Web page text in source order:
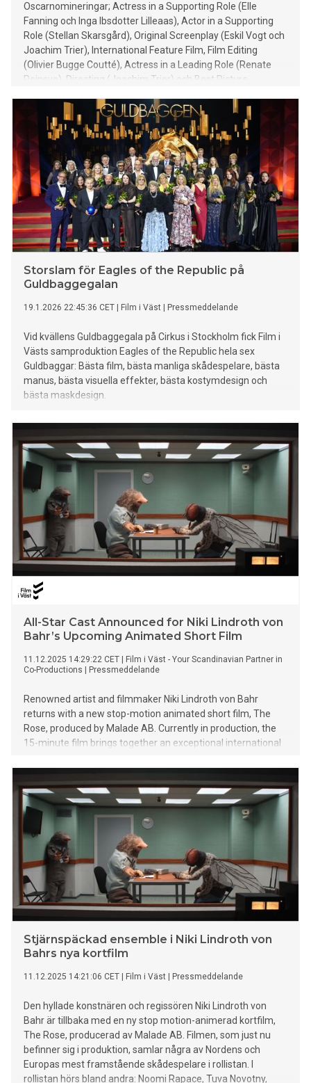
Oscarnomineringar; Actress in a Supporting Role (Elle
Fanning och Inga Ibsdotter Lilleaas), Actor in a Supporting
Role (Stellan Skarsgård), Original Screenplay (Eskil Vogt och
Joachim Trier), International Feature Film, Film Editing
(Olivier Bugge Coutté), Actress in a Leading Role (Renate
Reinsve), Directing (Joachim Trier) och Best Picture
Ottmar). Dessutom fick The Ugly Stepsister en
Oscarnominering i kategorin Makeup and Hairstyling
(Thomas Foldberg and Anne Cathrine Sauerberg).
Storslam för Eagles of the Republic på
Guldbaggegalan
19.1.2026 22:45:36 CET Film i Väst Pressmeddelande
Vid kvällens Guldbaggegala på Cirkus i Stockholm fick Film i
Västs samproduktion Eagles of the Republic hela sex
Guldbaggar: Bästa film, bästa manliga skådespelare, bästa
manus, bästa visuella effekter, bästa kostymdesign och
bästa maskdesign.
All-Star Cast Announced for Niki Lindroth von
Bahr’s Upcoming Animated Short Film
11.12.2025 14:29:22 CET
Film i Väst - Your Scandinavian Partner in
Co-Productions
Pressmeddelande
Renowned artist and filmmaker Niki Lindroth von Bahr
returns with a new stop-motion animated short film, The
Rose, produced by Malade AB. Currently in production, the
15-minute film brings together an exceptional international
Rapace, Tuva Novotny, Alexander Skarsgård, Arja
Saijonmaa, Denis Lavant, Kevin Rowland, Carl Johan De
Geer, Marianne Lindberg De Geer, Johannes Kuhnke, and
Anna Mouglalis, among others.
Stjärnspäckad ensemble i Niki Lindroth von
Bahrs nya kortfilm
11.12.2025 14:21:06 CET Film i Väst Pressmeddelande
Den hyllade konstnären och regissören Niki Lindroth von
Bahr är tillbaka med en ny stop motion-animerad kortfilm,
The Rose, producerad av Malade AB. Filmen, som just nu
befinner sig i produktion, samlar några av Nordens och
Europas mest framstående skådespelare i rollistan. I
rollistan hörs bland andra: Noomi Rapace, Tuva Novotny,